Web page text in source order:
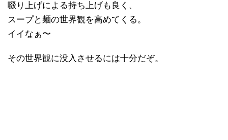
啜り上げによる持ち上げも良く、
スープと麺の世界観を高めてくる。
イイなぁ〜
その世界観に没入させるには十分だぞ。